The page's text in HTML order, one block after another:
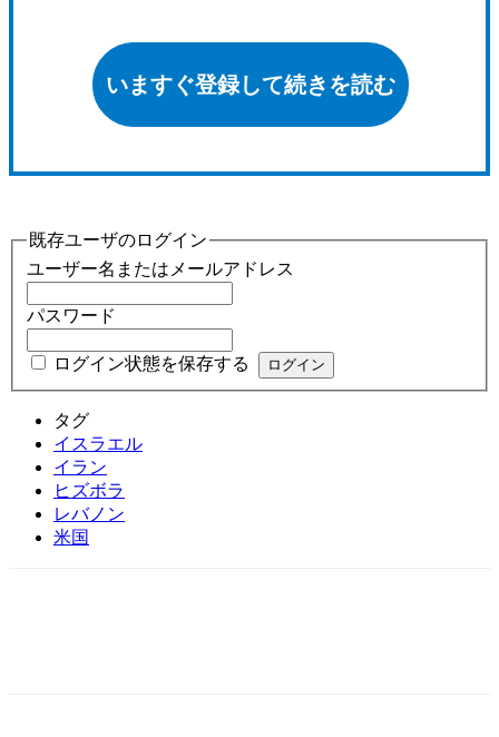
いますぐ登録して続きを読む
既存ユーザのログイン
ユーザー名またはメールアドレス
パスワード
ログイン状態を保存する
タグ
イスラエル
イラン
ヒズボラ
レバノン
米国